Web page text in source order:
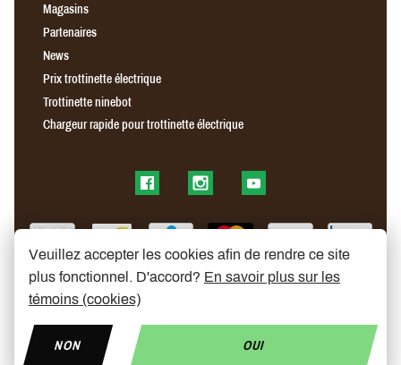
Magasins
Partenaires
News
Prix trottinette électrique
Trottinette ninebot
Chargeur rapide pour trottinette électrique
Find us on FacebookFind us on InstagramFind us on YouTube
© Copyright 2026 My Mobelity
Veuillez accepter les cookies afin de rendre ce site
plus fonctionnel. D'accord? En savoir plus sur les
témoins (cookies)
NON OUI